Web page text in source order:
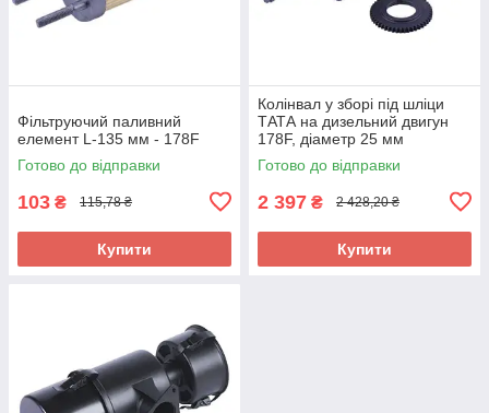
Фільтруючий паливний
елемент L-135 мм - 178F
Готово до відправки
103 ₴ 115,78 ₴
Купити
Колінвал у зборі під шліци
ТАТА на дизельний двигун
178F, діаметр 25 мм
Готово до відправки
2 397 ₴ 2 428,20 ₴
Купити